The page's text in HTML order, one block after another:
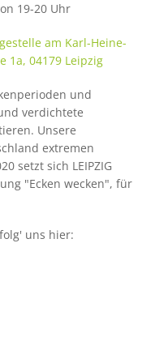
19-20 Uhr
am Karl-Heine-
1a, 04179 Leipzig
und
verdichtete
Unsere
extremen
setzt sich LEIPZIG
"Ecken wecken", für
uns hier: